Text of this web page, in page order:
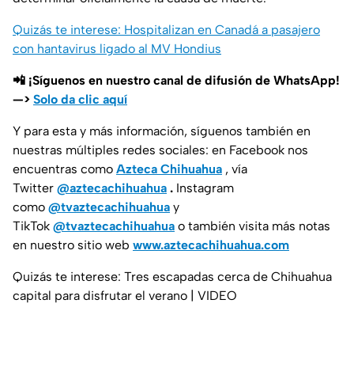
Quizás te interese: Hospitalizan en Canadá a pasajero
con hantavirus ligado al MV Hondius
📲 ¡Síguenos en nuestro canal de difusión de WhatsApp!
—> Solo da clic aquí
Y para esta y más información, síguenos también en
nuestras múltiples redes sociales: en Facebook nos
encuentras como Azteca Chihuahua , vía
Twitter @aztecachihuahua . Instagram
como @tvaztecachihuahua y
TikTok @tvaztecachihuahua o también visita más notas
en nuestro sitio web www.aztecachihuahua.com
Quizás te interese: Tres escapadas cerca de Chihuahua
capital para disfrutar el verano | VIDEO